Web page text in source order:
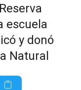
escuela
y donó
Natural